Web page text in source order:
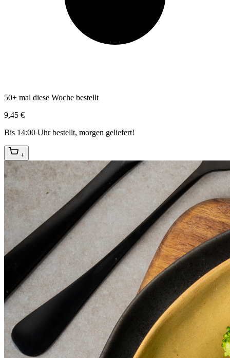
50+ mal diese Woche bestellt
9,45 €
Bis 14:00 Uhr bestellt, morgen geliefert!
+